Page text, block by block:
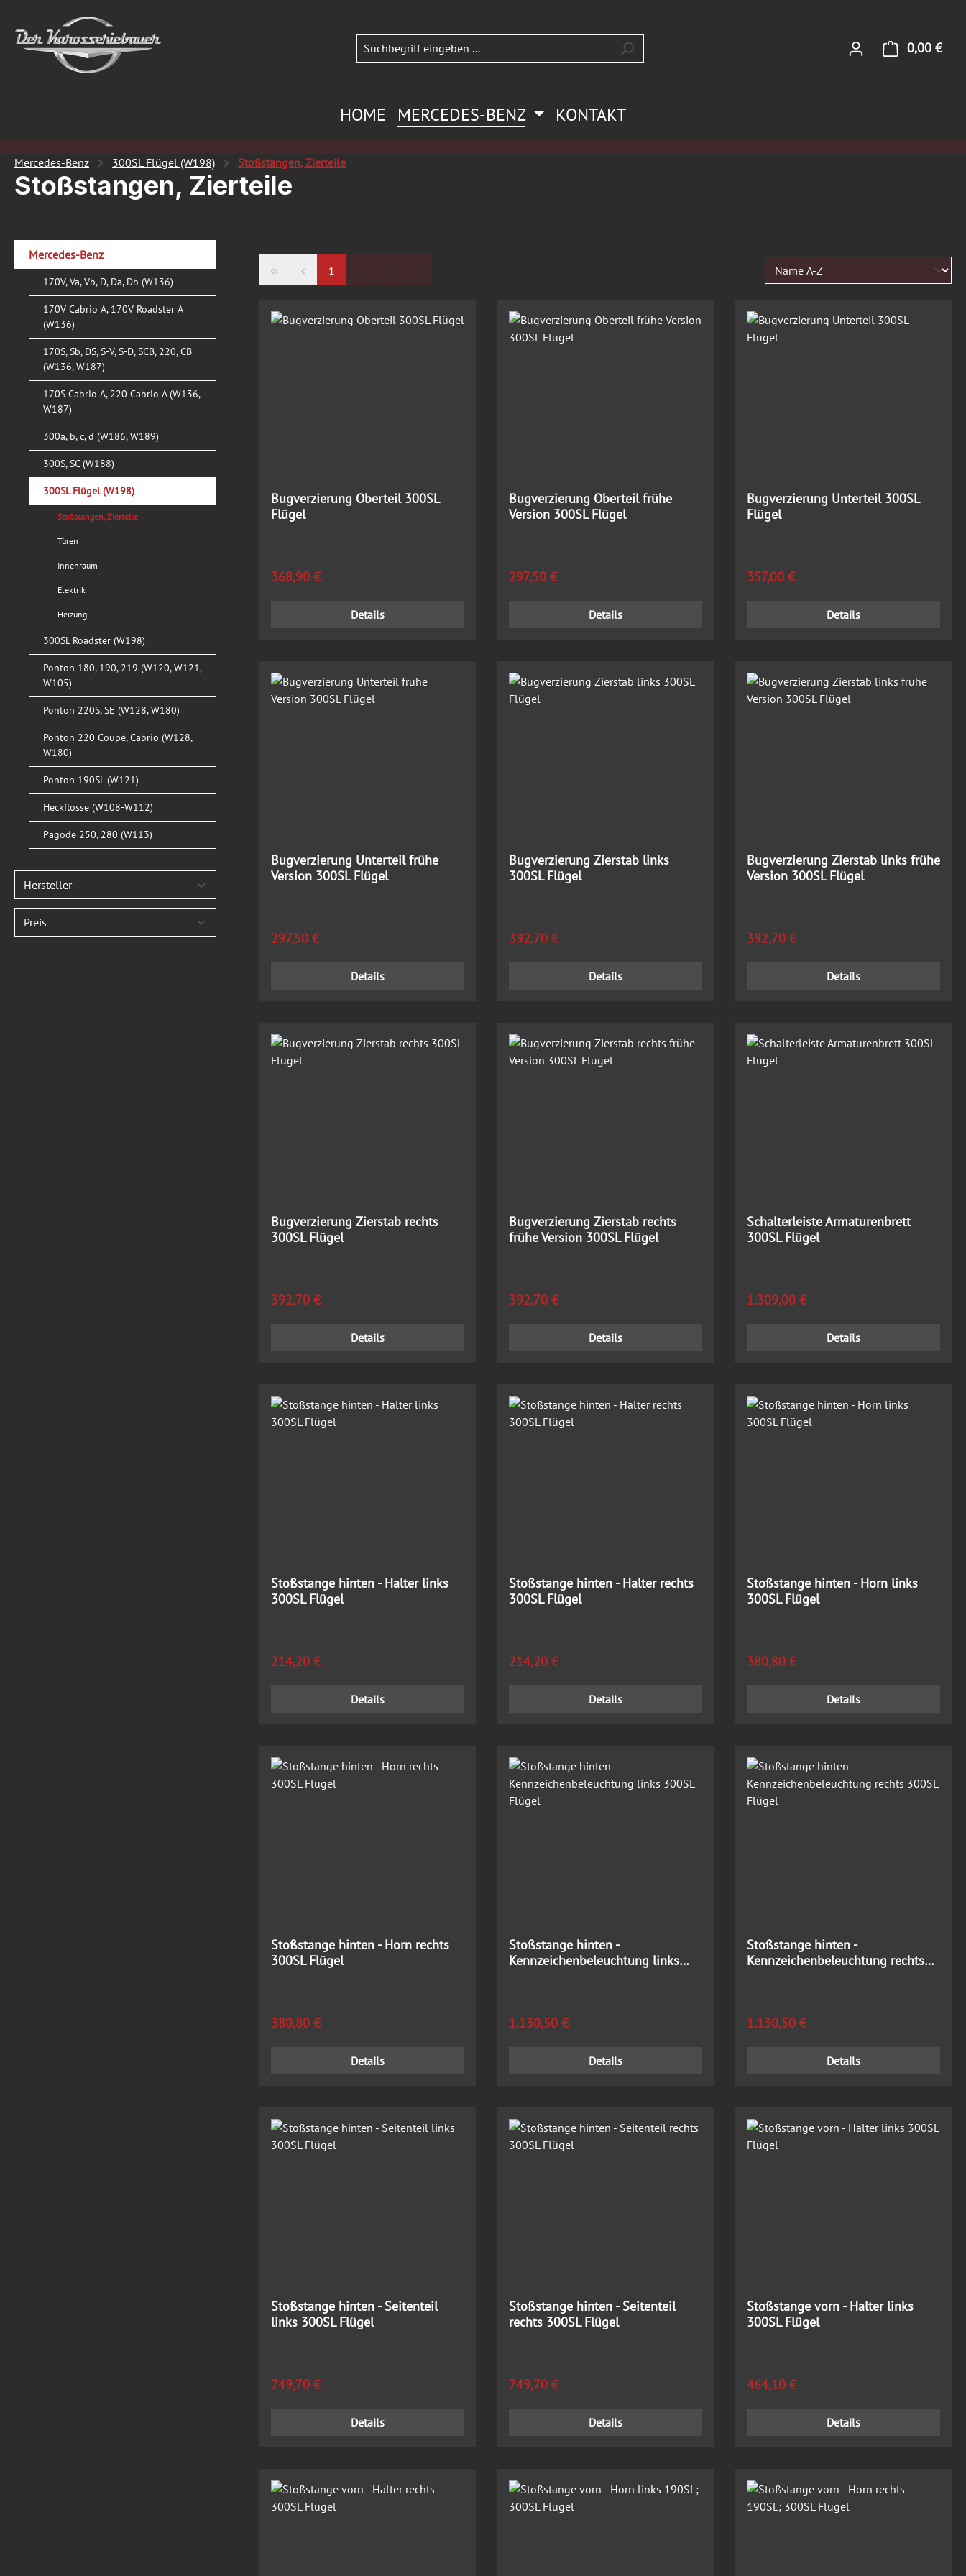
Hauptinhalt springen
Zur Suche springen
Zur Hauptnavigation springen
0,00 €
HOME MERCEDES-BENZ KONTAKT
Mercedes-Benz 300SL Flügel (W198) Stoßstangen, Zierteile
Stoßstangen, Zierteile
Mercedes-Benz
170V, Va, Vb, D, Da, Db (W136)
170V Cabrio A, 170V Roadster A
(W136)
170S, Sb, DS, S-V, S-D, SCB, 220, CB
(W136, W187)
170S Cabrio A, 220 Cabrio A (W136,
W187)
300a, b, c, d (W186, W189)
300S, SC (W188)
300SL Flügel (W198)
Stoßstangen, Zierteile
Türen
Innenraum
Elektrik
Heizung
300SL Roadster (W198)
Ponton 180, 190, 219 (W120, W121,
W105)
Ponton 220S, SE (W128, W180)
Ponton 220 Coupé, Cabrio (W128,
W180)
Ponton 190SL (W121)
Heckflosse (W108-W112)
Pagode 250, 280 (W113)
Hersteller
Preis
Seite
1
Bugverzierung Oberteil 300SL
Flügel
Regulärer Preis:
368,90 €
Details
Bugverzierung Oberteil frühe
Version 300SL Flügel
Regulärer Preis:
297,50 €
Details
Bugverzierung Unterteil 300SL
Flügel
Regulärer Preis:
357,00 €
Details
Bugverzierung Unterteil frühe
Version 300SL Flügel
Regulärer Preis:
297,50 €
Details
Bugverzierung Zierstab links
300SL Flügel
Regulärer Preis:
392,70 €
Details
Bugverzierung Zierstab links frühe
Version 300SL Flügel
Regulärer Preis:
392,70 €
Details
Bugverzierung Zierstab rechts
300SL Flügel
Regulärer Preis:
392,70 €
Details
Bugverzierung Zierstab rechts
frühe Version 300SL Flügel
Regulärer Preis:
392,70 €
Details
Schalterleiste Armaturenbrett
300SL Flügel
Regulärer Preis:
1.309,00 €
Details
Stoßstange hinten - Halter links
300SL Flügel
Regulärer Preis:
214,20 €
Details
Stoßstange hinten - Halter rechts
300SL Flügel
Regulärer Preis:
214,20 €
Details
Stoßstange hinten - Horn links
300SL Flügel
Regulärer Preis:
380,80 €
Details
Stoßstange hinten - Horn rechts
300SL Flügel
Regulärer Preis:
380,80 €
Details
Stoßstange hinten -
Kennzeichenbeleuchtung links
Regulärer Preis:
1.130,50 €
Details
Stoßstange hinten -
Kennzeichenbeleuchtung rechts
Regulärer Preis:
1.130,50 €
Details
Stoßstange hinten - Seitenteil
links 300SL Flügel
Regulärer Preis:
749,70 €
Details
Stoßstange hinten - Seitenteil
rechts 300SL Flügel
Regulärer Preis:
749,70 €
Details
Stoßstange vorn - Halter links
300SL Flügel
Regulärer Preis:
464,10 €
Details